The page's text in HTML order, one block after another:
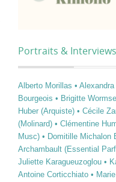
Portraits & Interviews
Alberto Morillas •
Bourgeois • Brigitte
Huber (Arquiste) • Cécile
(Molinard) • Clémentine
Musc) • Domitille Michalon
Archambault (Essential
Juliette Karagueuzoglou •
Antoine Corticchiato •